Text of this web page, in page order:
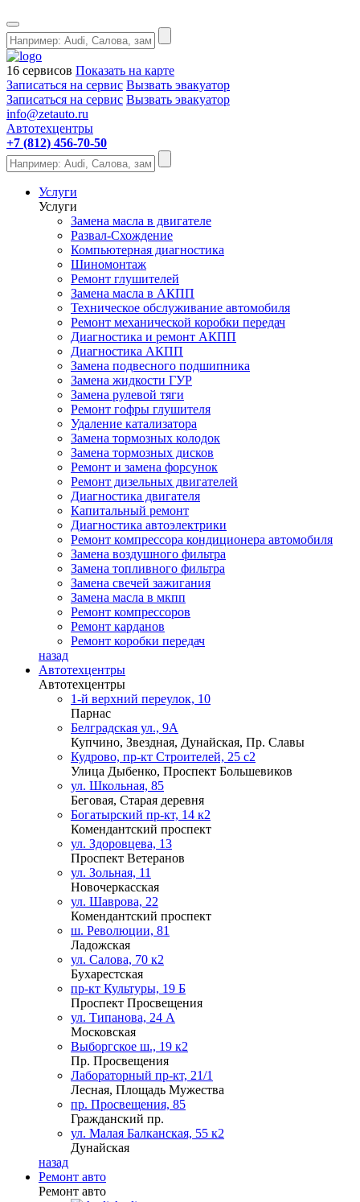
16 сервисов Показать на карте
Записаться на сервис Вызвать эвакуатор
Записаться на сервис Вызвать эвакуатор
info@zetauto.ru
Автотехцентры
+7 (812) 456-70-50
Услуги
Услуги
Замена масла в двигателе
Развал-Схождение
Компьютерная диагностика
Шиномонтаж
Ремонт глушителей
Замена масла в АКПП
Техническое обслуживание автомобиля
Ремонт механической коробки передач
Диагностика и ремонт АКПП
Диагностика АКПП
Замена подвесного подшипника
Замена жидкости ГУР
Замена рулевой тяги
Ремонт гофры глушителя
Удаление катализатора
Замена тормозных колодок
Замена тормозных дисков
Ремонт и замена форсунок
Ремонт дизельных двигателей
Диагностика двигателя
Капитальный ремонт
Диагностика автоэлектрики
Ремонт компрессора кондиционера автомобиля
Замена воздушного фильтра
Замена топливного фильтра
Замена свечей зажигания
Замена масла в мкпп
Ремонт компрессоров
Ремонт карданов
Ремонт коробки передач
назад
Автотехцентры
Автотехцентры
1-й верхний переулок, 10
Парнас
Белградская ул., 9А
Купчино, Звездная, Дунайская, Пр. Славы
Кудрово, пр-кт Строителей, 25 с2
Улица Дыбенко, Проспект Большевиков
ул. Школьная, 85
Беговая, Старая деревня
Богатырский пр-кт, 14 к2
Комендантский проспект
ул. Здоровцева, 13
Проспект Ветеранов
ул. Зольная, 11
Новочеркасская
ул. Шаврова, 22
Комендантский проспект
ш. Революции, 81
Ладожская
ул. Салова, 70 к2
Бухарестская
пр-кт Культуры, 19 Б
Проспект Просвещения
ул. Типанова, 24 А
Московская
Выборгское ш., 19 к2
Пр. Просвещения
Лабораторный пр-кт, 21/1
Лесная, Площадь Мужества
пр. Просвещения, 85
Гражданский пр.
ул. Малая Балканская, 55 к2
Дунайская
назад
Ремонт авто
Ремонт авто